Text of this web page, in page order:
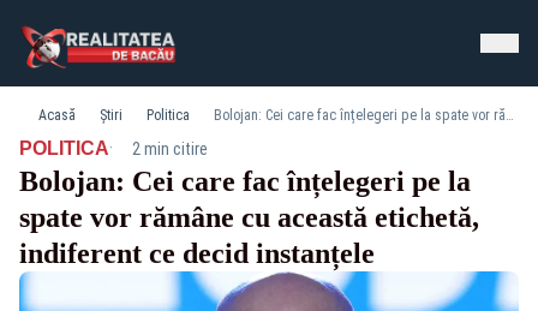
Acasă Știri Politica Bolojan: Cei care fac înțelegeri pe la spate vor rămâne cu această etichetă, indiferent ce decid instanțele
POLITICA· 2 min citire
Bolojan: Cei care fac înțelegeri pe la
spate vor rămâne cu această etichetă,
indiferent ce decid instanțele